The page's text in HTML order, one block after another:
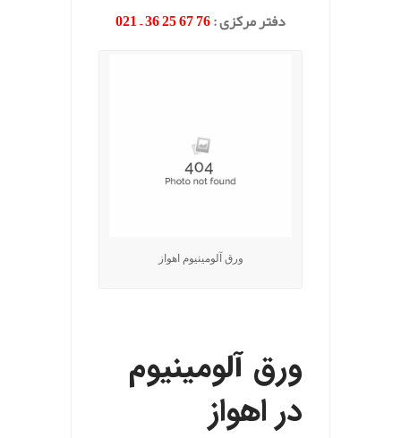
دفتر مرکزی:
76 67 25 36 – 021
ورق آلومینیوم اهواز
ورق آلومینیوم
در اهواز